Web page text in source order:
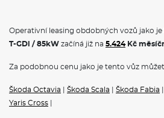
Operativní leasing obdobných vozů jako je
T-GDi / 85kW začíná již na 5.424Kč
Za podobnou cenu jako je tento vůz
Škoda Octavia Škoda Scala Škoda Fabia
Yaris Cross